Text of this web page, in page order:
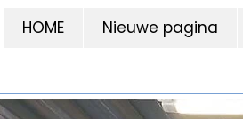
HOME Nieuwe pagina